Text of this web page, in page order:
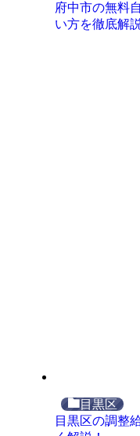
府中市の無料
い方を徹底解説
目黒区
目黒区の調整